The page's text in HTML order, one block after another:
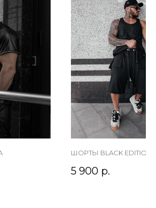
ШОРТЫ BLACK EDITION
5 900 р.